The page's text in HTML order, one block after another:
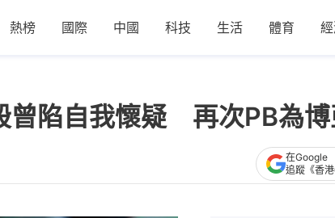
熱榜 國際 中國 科技 生活 體育 經
曾陷自我懷疑 再次PB為博
在Google
追蹤《香港